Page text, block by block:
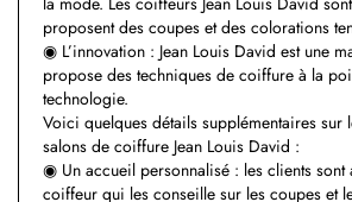
proposent des coupes et des colorations
◉ L’innovation : Jean Louis David est une
propose des techniques de coiffure à la
technologie.
Voici quelques détails supplémentaires sur
salons de coiffure Jean Louis David :
◉ Un accueil personnalisé : les clients sont
coiffeur qui les conseille sur les coupes et